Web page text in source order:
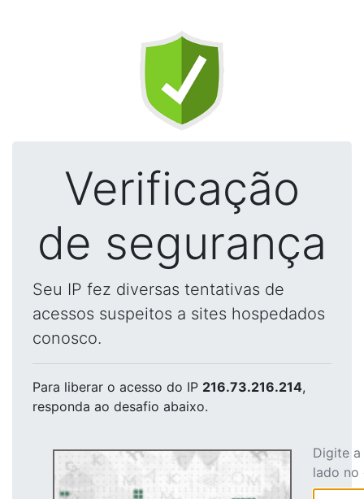
Verificação
de segurança
Seu IP fez diversas tentativas de
acessos suspeitos a sites hospedados
conosco.
Para liberar o acesso do IP 216.73.216.214,
responda ao desafio abaixo.
Digite
lado no